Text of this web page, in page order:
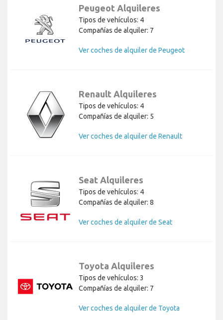
Peugeot Alquileres
Tipos de vehículos: 4
Compañías de alquiler: 7
Ver coches de alquiler de Peugeot
Renault Alquileres
Tipos de vehículos: 4
Compañías de alquiler: 5
Ver coches de alquiler de Renault
Seat Alquileres
Tipos de vehículos: 4
Compañías de alquiler: 8
Ver coches de alquiler de Seat
Toyota Alquileres
Tipos de vehículos: 3
Compañías de alquiler: 7
Ver coches de alquiler de Toyota